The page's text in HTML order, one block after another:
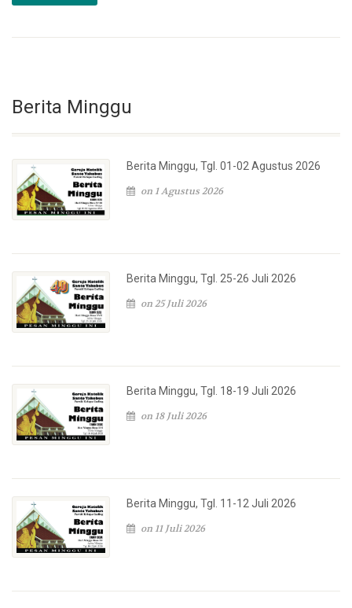
Berita Minggu
Berita Minggu, Tgl. 01-02 Agustus 2026
on 1 Agustus 2026
Berita Minggu, Tgl. 25-26 Juli 2026
on 25 Juli 2026
Berita Minggu, Tgl. 18-19 Juli 2026
on 18 Juli 2026
Berita Minggu, Tgl. 11-12 Juli 2026
on 11 Juli 2026